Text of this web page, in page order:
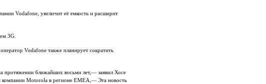
Vodafone, увеличит её емкость и расширит
3G.
Vodafone также планирует сократить
протяжении ближайших восьми лет,— заявил Хосе
компании Motorola в регионе EMEA,— Эта новость